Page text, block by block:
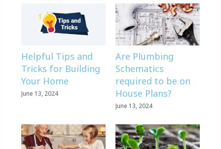
Helpful Tips and
Tricks for Building
Your Home
June 13, 2024
Are Plumbing
Schematics
required to be on
House Plans?
June 13, 2024